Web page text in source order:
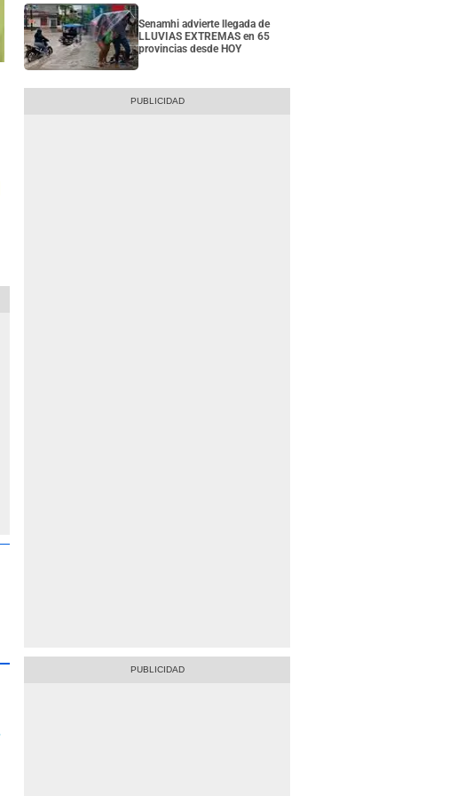
Senamhi advierte llegada de
LLUVIAS EXTREMAS en 65
provincias desde HOY